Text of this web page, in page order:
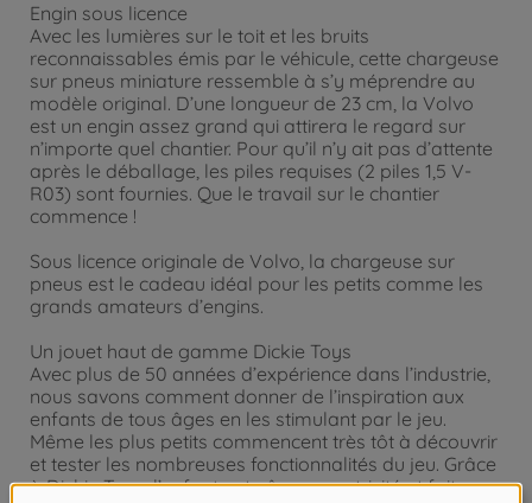
Engin sous licence
Avec les lumières sur le toit et les bruits
reconnaissables émis par le véhicule, cette chargeuse
sur pneus miniature ressemble à s’y méprendre au
modèle original. D’une longueur de 23 cm, la Volvo
est un engin assez grand qui attirera le regard sur
n’importe quel chantier. Pour qu’il n’y ait pas d’attente
après le déballage, les piles requises (2 piles 1,5 V-
R03) sont fournies. Que le travail sur le chantier
commence !
Sous licence originale de Volvo, la chargeuse sur
pneus est le cadeau idéal pour les petits comme les
grands amateurs d’engins.
Un jouet haut de gamme Dickie Toys
Avec plus de 50 années d’expérience dans l’industrie,
nous savons comment donner de l’inspiration aux
enfants de tous âges en les stimulant par le jeu.
Même les plus petits commencent très tôt à découvrir
et tester les nombreuses fonctionnalités du jeu. Grâce
à Dickie Toys, l’enfant entraîne sa motricité et fait